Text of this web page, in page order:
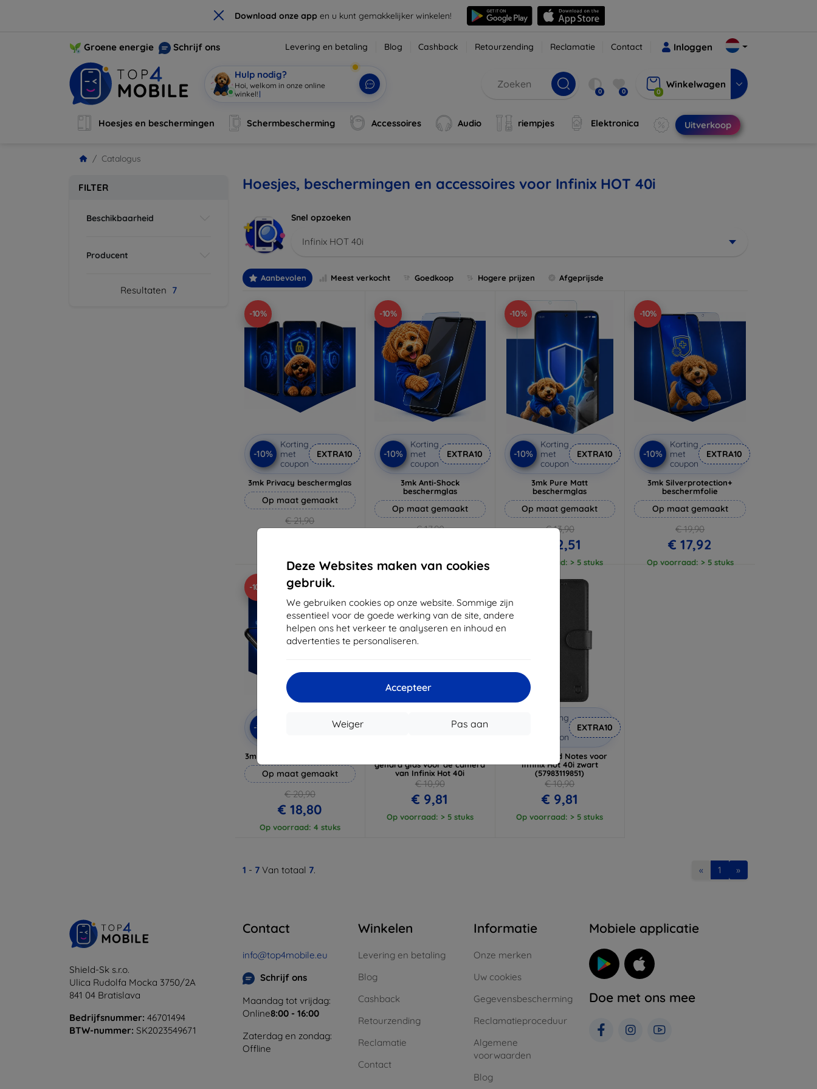
× Download onze app en u kunt gemakkelijker winkelen!
Deze Websites maken van cookies
gebruik.
We gebruiken cookies op onze website. Sommige zijn
essentieel voor de goede werking van de site, andere
helpen ons het verkeer te analyseren en inhoud en
advertenties te personaliseren.
Accepteer
Pas aan
Weiger
Groene energie Schrijf ons Levering en betaling Blog Cashback Retourzending Reclamatie Contact Inloggen
Hulp nodig?
Hoi, welkom in onze online
winkel! | 0 0 0
Winkelwagen
Hoesjes en beschermingen Schermbescherming Accessoires Audio riempjes Elektronica Uitverkoop
Catalogus
FILTER
Beschikbaarheid
Producent
Resultaten 7
Hoesjes, beschermingen en accessoires voor Infinix HOT 40i
Snel opzoeken
Infinix HOT 40i
Aanbevolen Meest verkocht Goedkoop Hogere prijzen Afgeprijsde
-10%
-10%
Korting
met
coupon
EXTRA10
3mk Privacy beschermglas
Op maat gemaakt
€ 21,90
-10%
-10%
Korting
met
coupon
EXTRA10
3mk Anti-Shock
beschermglas
Op maat gemaakt
€ 17,90
Op voorraad: > 5 stuks
-10%
-10%
Korting
met
coupon
EXTRA10
3mk Pure Matt
beschermglas
Op maat gemaakt
€ 13,90
€ 12,51
Op voorraad: > 5 stuks
-10%
-10%
Korting
met
coupon
EXTRA10
3mk Silverprotection+
beschermfolie
Op maat gemaakt
€ 19,90
€ 17,92
Op voorraad: > 5 stuks
-10%
-10% EXTRA10
3mk Hammer beschermfolie
Op maat gemaakt
€ 20,90
€ 18,80
Op voorraad: 4 stuks
EXTRA10
gehard glas voor de camera
van Infinix Hot 40i
€ 10,90
€ 9,81
Op voorraad: > 5 stuks
Korting
coupon
EXTRA10
Tactical Field Notes voor
Infinix Hot 40i zwart
(57983119851)
€ 10,90
€ 9,81
Op voorraad: > 5 stuks
1 - 7 Van totaal 7. « 1 »
Shield-Sk s.r.o.
Ulica Rudolfa Mocka 3750/2A
841 04 Bratislava
Bedrijfsnummer: 46701494
BTW-nummer: SK2023549671
Contact
info@top4mobile.eu
Schrijf ons
Maandag tot vrijdag:
Online8:00 - 16:00
Zaterdag en zondag:
Offline
Winkelen
Levering en betaling
Blog
Cashback
Retourzending
Reclamatie
Contact
Informatie
Onze merken
Uw cookies
Gegevensbescherming
Reclamatieproceduur
Algemene
voorwaarden
Blog
Mobiele applicatie
Doe met ons mee